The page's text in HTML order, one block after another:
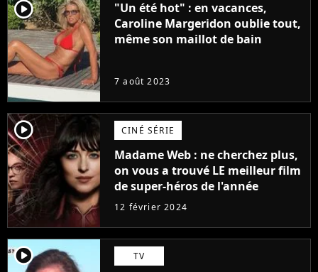
player2
"Un été hot" : en vacances,
Caroline Margeridon oublie tout,
même son maillot de bain
7 août 2023
player2 CINÉ SÉRIE
Madame Web : ne cherchez plus,
on vous a trouvé LE meilleur film
de super-héros de l'année
12 février 2024
player2 TV